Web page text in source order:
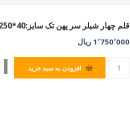
قلم چهار شیلر سر پهن تک سایز:40*250*14
1٬750٬000 ریال
افزودن به سبد خرید